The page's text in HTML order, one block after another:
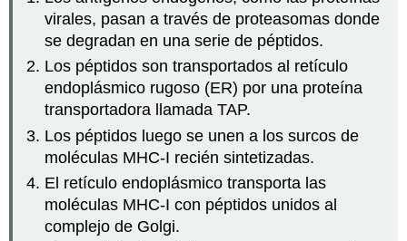
virales, pasan a través de proteasomas donde
se degradan en una serie de péptidos.
Los péptidos son transportados al retículo
endoplásmico rugoso (ER) por una proteína
transportadora llamada TAP.
Los péptidos luego se unen a los surcos de
moléculas MHC-I recién sintetizadas.
El retículo endoplásmico transporta las
moléculas MHC-I con péptidos unidos al
complejo de Golgi.